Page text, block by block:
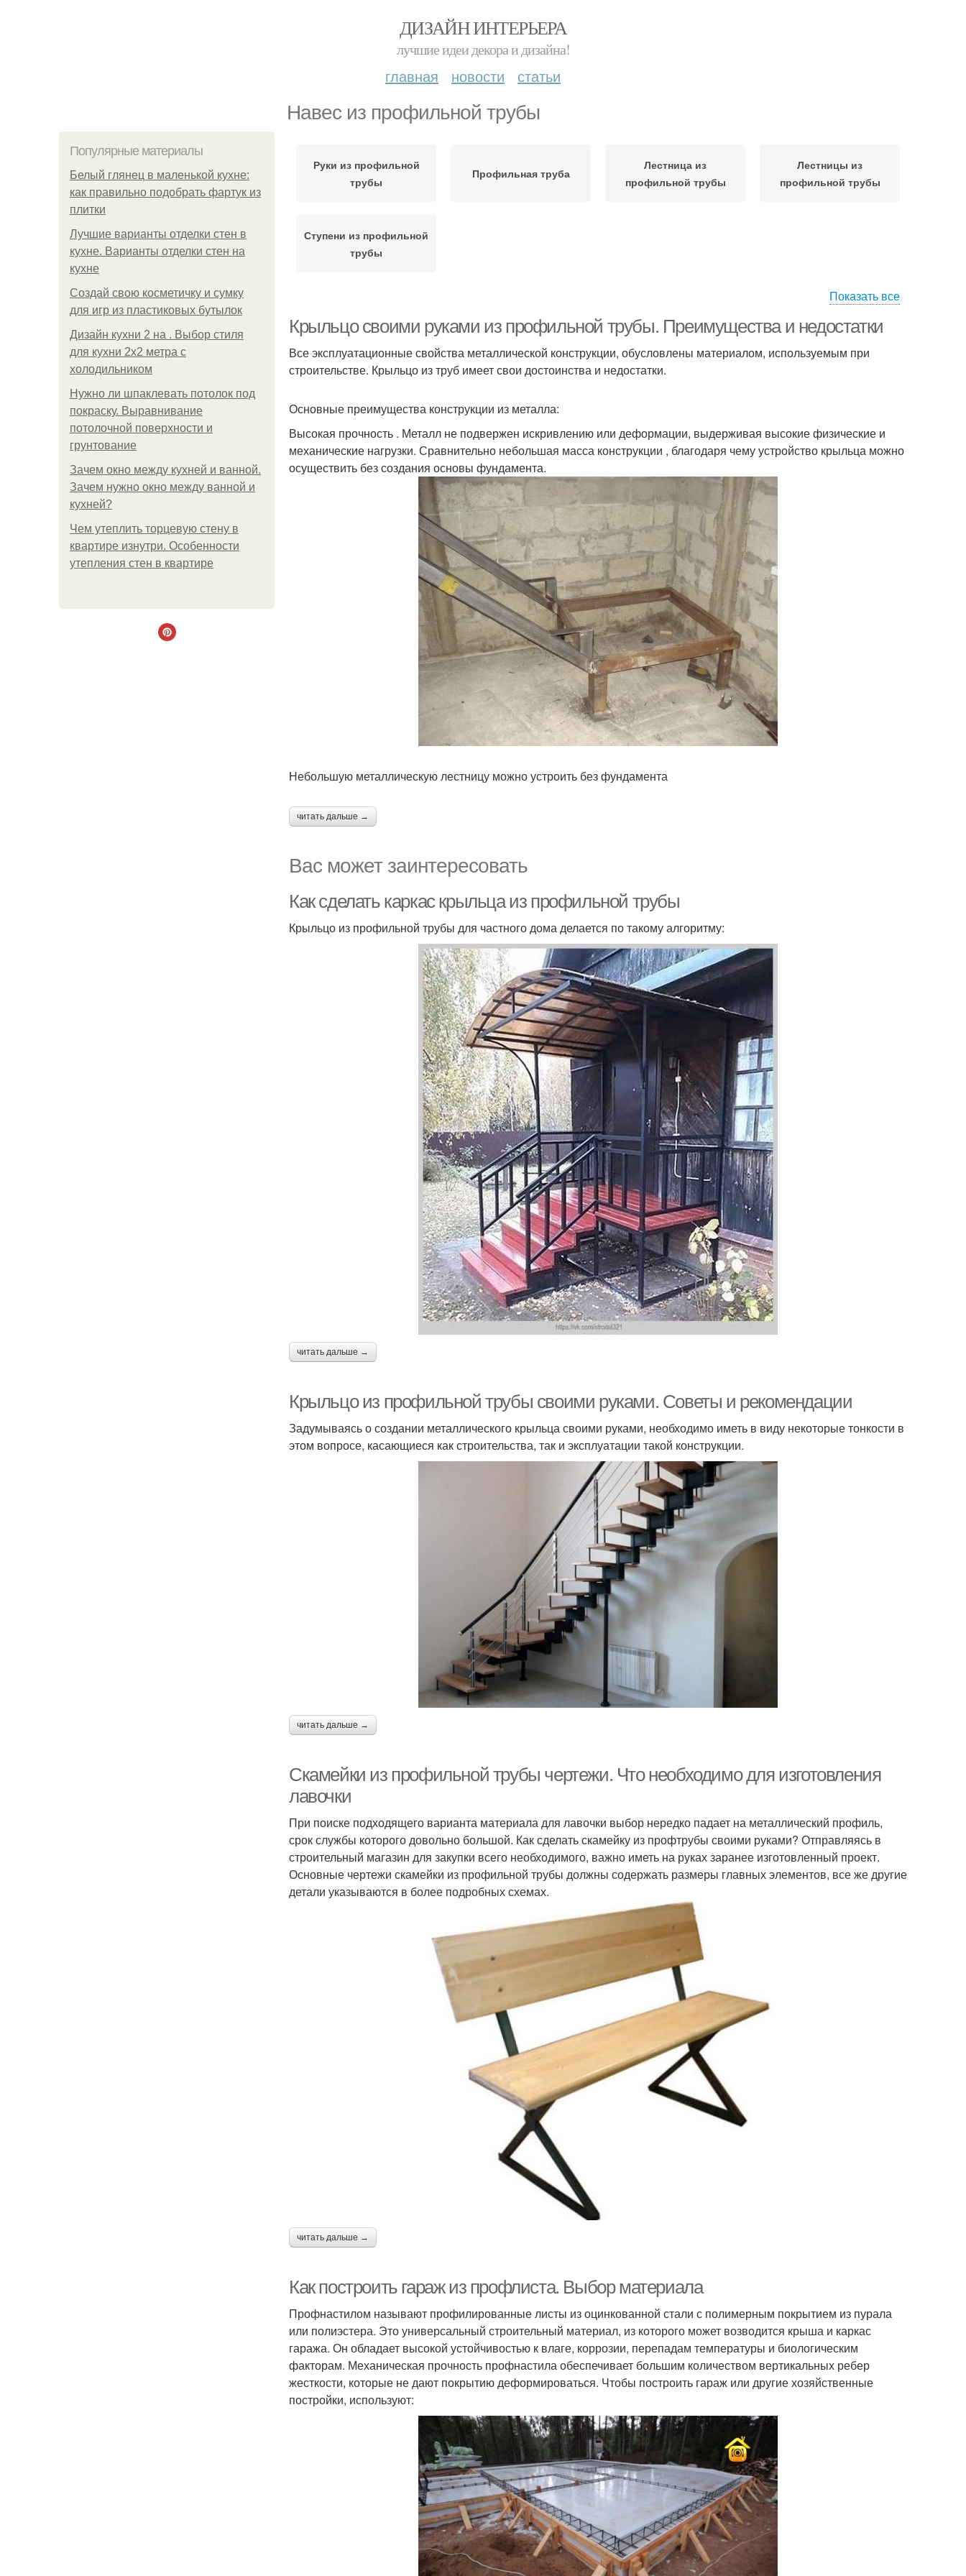
ДИЗАЙН ИНТЕРЬЕРА
лучшие идеи декора и дизайна!
главная новости статьи
Навес из профильной трубы
Популярные материалы
Белый глянец в маленькой кухне:
как правильно подобрать фартук из
плитки
Лучшие варианты отделки стен в
кухне. Варианты отделки стен на
кухне
Создай свою косметичку и сумку
для игр из пластиковых бутылок
Дизайн кухни 2 на . Выбор стиля
для кухни 2х2 метра с
холодильником
Нужно ли шпаклевать потолок под
покраску. Выравнивание
потолочной поверхности и
грунтование
Зачем окно между кухней и ванной.
Зачем нужно окно между ванной и
кухней?
Чем утеплить торцевую стену в
квартире изнутри. Особенности
утепления стен в квартире
Руки из профильной
трубы
Профильная труба
Лестница из
профильной трубы
Лестницы из
профильной трубы
Ступени из профильной
трубы
Показать все
Крыльцо своими руками из профильной трубы. Преимущества и недостатки
Все эксплуатационные свойства металлической конструкции, обусловлены материалом, используемым при
строительстве. Крыльцо из труб имеет свои достоинства и недостатки.
Основные преимущества конструкции из металла:
Высокая прочность . Металл не подвержен искривлению или деформации, выдерживая высокие физические и
механические нагрузки. Сравнительно небольшая масса конструкции , благодаря чему устройство крыльца можно
осуществить без создания основы фундамента.
Небольшую металлическую лестницу можно устроить без фундамента
читать дальше →
Вас может заинтересовать
Как сделать каркас крыльца из профильной трубы
Крыльцо из профильной трубы для частного дома делается по такому алгоритму:
читать дальше →
Крыльцо из профильной трубы своими руками. Советы и рекомендации
Задумываясь о создании металлического крыльца своими руками, необходимо иметь в виду некоторые тонкости в
этом вопросе, касающиеся как строительства, так и эксплуатации такой конструкции.
читать дальше →
Скамейки из профильной трубы чертежи. Что необходимо для изготовления
лавочки
При поиске подходящего варианта материала для лавочки выбор нередко падает на металлический профиль,
срок службы которого довольно большой. Как сделать скамейку из профтрубы своими руками? Отправляясь в
строительный магазин для закупки всего необходимого, важно иметь на руках заранее изготовленный проект.
Основные чертежи скамейки из профильной трубы должны содержать размеры главных элементов, все же другие
детали указываются в более подробных схемах.
читать дальше →
Как построить гараж из профлиста. Выбор материала
Профнастилом называют профилированные листы из оцинкованной стали с полимерным покрытием из пурала
или полиэстера. Это универсальный строительный материал, из которого может возводится крыша и каркас
гаража. Он обладает высокой устойчивостью к влаге, коррозии, перепадам температуры и биологическим
факторам. Механическая прочность профнастила обеспечивает большим количеством вертикальных ребер
жесткости, которые не дают покрытию деформироваться. Чтобы построить гараж или другие хозяйственные
постройки, используют: